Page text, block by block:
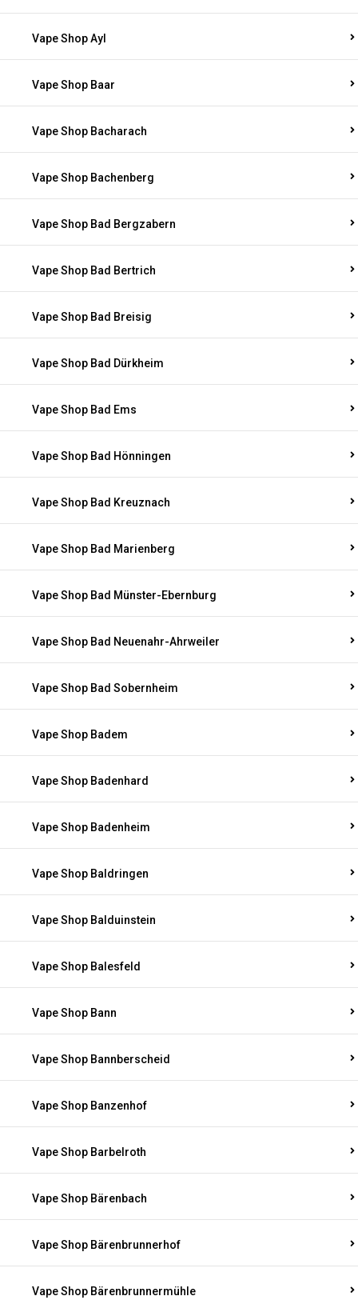
Vape Shop Ayl
Vape Shop Baar
Vape Shop Bacharach
Vape Shop Bachenberg
Vape Shop Bad Bergzabern
Vape Shop Bad Bertrich
Vape Shop Bad Breisig
Vape Shop Bad Dürkheim
Vape Shop Bad Ems
Vape Shop Bad Hönningen
Vape Shop Bad Kreuznach
Vape Shop Bad Marienberg
Vape Shop Bad Münster-Ebernburg
Vape Shop Bad Neuenahr-Ahrweiler
Vape Shop Bad Sobernheim
Vape Shop Badem
Vape Shop Badenhard
Vape Shop Badenheim
Vape Shop Baldringen
Vape Shop Balduinstein
Vape Shop Balesfeld
Vape Shop Bann
Vape Shop Bannberscheid
Vape Shop Banzenhof
Vape Shop Barbelroth
Vape Shop Bärenbach
Vape Shop Bärenbrunnerhof
Vape Shop Bärenbrunnermühle